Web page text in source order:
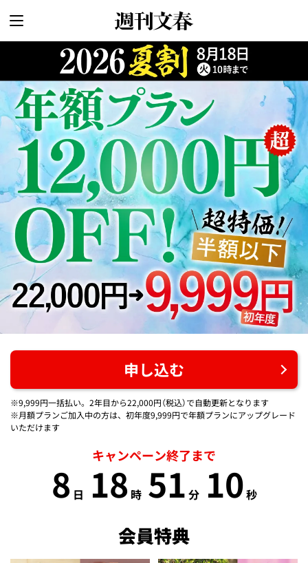
申し込む
※9,999円一括払い。2年目から22,000円（税込）で自動更新となります
※月額プランご加入中の方は、初年度9,999円で年額プランにアップグレード
いただけます
キャンペーン終了まで
8 日 18 時 51 分 10秒
会員特典